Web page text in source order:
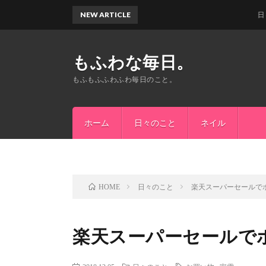
もふわな毎日。
もふもふふわふわ毎日のこと。
ホーム 日々のこと ネイル
NEW ARTICLE 日々徒
HOME 日々のこと 楽天スーパーセールで
楽天スーパーセールで